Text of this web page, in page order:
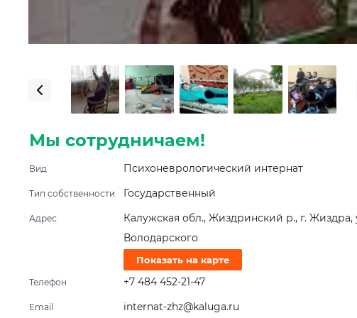
Мы сотрудничаем!
Вид Психоневрологический интернат
Тип собственности Государственный
Адрес
Калужская обл., Жиздринский р., г. Жиздра,
Володарского
Показать на карте
Телефон +7 484 452-21-47
Email internat-zhz@kaluga.ru